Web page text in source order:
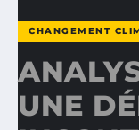
CHANGEMENT
UNE